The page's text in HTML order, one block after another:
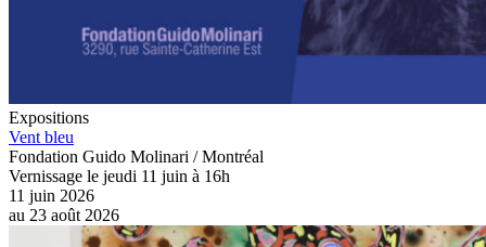
Expositions
Vent bleu
Fondation Guido Molinari / Montréal
Vernissage le jeudi 11 juin à 16h
11 juin 2026
au 23 août 2026